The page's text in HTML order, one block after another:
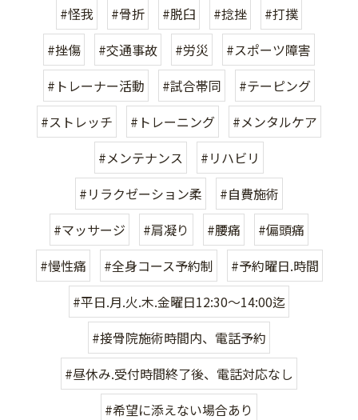
#怪我 #骨折 #脱臼 #捻挫
#打撲
#挫傷
#交通事故 #労災
#スポーツ障害
#トレーナー活動
#試合帯同
#テーピング
#ストレッチ
#トレーニング
#メンタルケア
#メンテナンス
#リハビリ
#リラクゼーション柔
#自費施術
#マッサージ
#肩凝り #腰痛
#偏頭痛
#慢性痛
#全身コース予約制
#予約曜日.時間
#平日.月.火.木.金曜日12:30〜14:00迄
#接骨院施術時間内、電話予約
#昼休み.受付時間終了後、電話対応なし
#希望に添えない場合あり